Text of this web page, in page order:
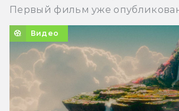
Первый фильм уже
Видео